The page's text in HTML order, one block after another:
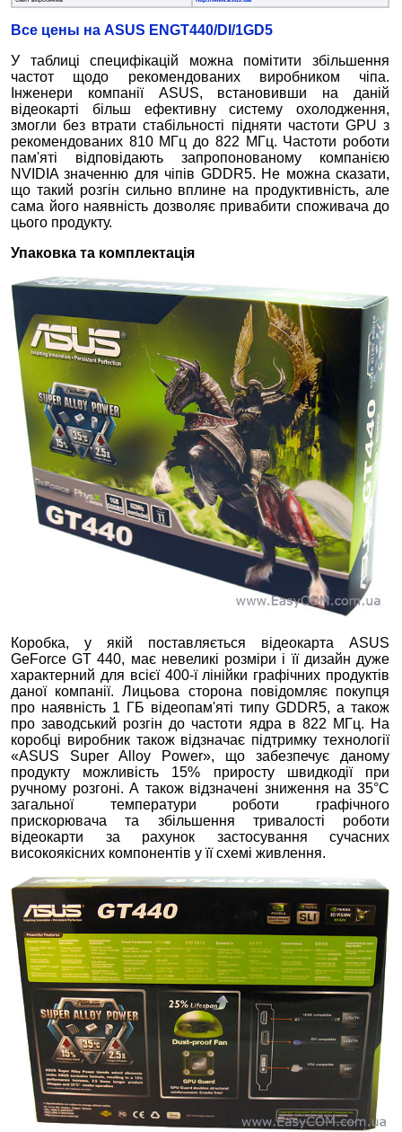
Все цены на ASUS ENGT440/DI/1GD5
У таблиці специфікацій можна помітити збільшення
частот щодо рекомендованих виробником чіпа.
Інженери компанії ASUS, встановивши на даній
відеокарті більш ефективну систему охолодження,
змогли без втрати стабільності підняти частоти GPU з
рекомендованих 810 МГц до 822 МГц. Частоти роботи
пам'яті відповідають запропонованому компанією
NVIDIA значенню для чіпів GDDR5. Не можна сказати,
що такий розгін сильно вплине на продуктивність, але
сама його наявність дозволяє привабити споживача до
цього продукту.
Упаковка та комплектація
Коробка, у якій поставляється відеокарта ASUS
GeForce GT 440, має невеликі розміри і її дизайн дуже
характерний для всієї 400-ї лінійки графічних продуктів
даної компанії. Лицьова сторона повідомляє покупця
про наявність 1 ГБ відеопам'яті типу GDDR5, а також
про заводський розгін до частоти ядра в 822 МГц. На
коробці виробник також відзначає підтримку технології
«ASUS Super Alloy Power», що забезпечує даному
продукту можливість 15% приросту швидкодії при
ручному розгоні. А також відзначені зниження на 35°С
загальної температури роботи графічного
прискорювача та збільшення тривалості роботи
відеокарти за рахунок застосування сучасних
високоякісних компонентів у її схемі живлення.